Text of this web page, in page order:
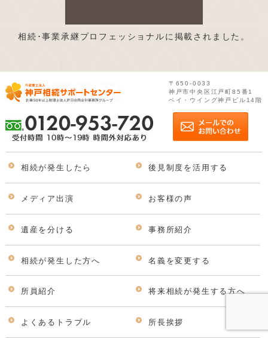
相続･事業承継プロフェッショナルに掲載されました。
〒650-0033
神戸市中央区江戸町85番1
ベイ・ウイング神戸ビル14階
相続が発生したら 後見制度を活用する
メディア出演 お客様の声
遺産を分ける 事務所紹介
相続が発生した方へ 名義を変更する
所員紹介 将来相続が発生する方へ
よくあるトラブル 所長挨拶